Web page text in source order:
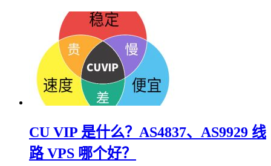
CU VIP 是什么？AS4837、AS9929 线
路 VPS 哪个好？